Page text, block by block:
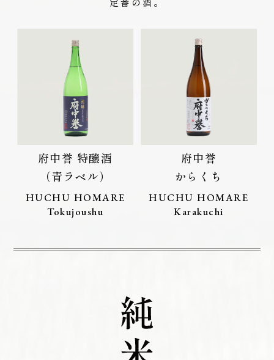
定番の酒。
府中誉 特醸酒
（青ラベル）
HUCHU HOMARE
Tokujoushu
府中誉
からくち
HUCHU HOMARE
Karakuchi